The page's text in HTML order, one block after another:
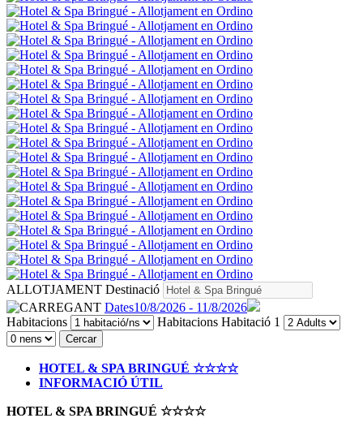
ALLOTJAMENT Destinació
Dates10/8/2026 - 11/8/2026
Habitacions
Habitacions Habitació 1
Cercar
HOTEL & SPA BRINGUÉ ☆☆☆☆
INFORMACIÓ ÚTIL
HOTEL & SPA BRINGUÉ ☆☆☆☆